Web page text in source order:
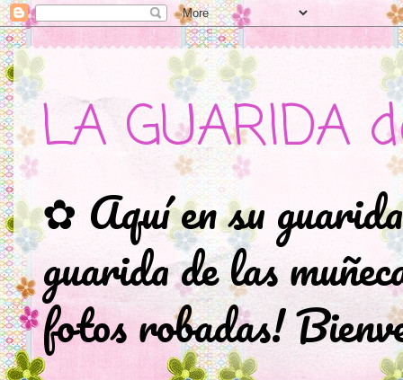
LA GUARIDA
✿ Aquí en su
guarida de las
fotos robadas!